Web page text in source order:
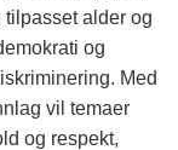
alder og
og
Med
vil temaer
og respekt,